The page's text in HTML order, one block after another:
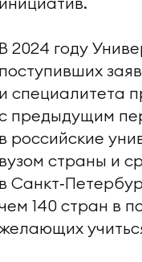
В 2024 году
поступивших
и специалитета
предыдущим
в российские
вузом страны и
в
140 стран в